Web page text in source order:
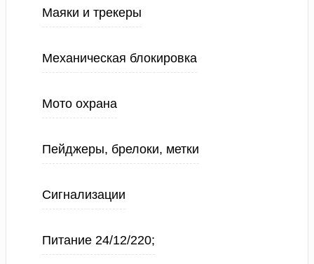
Маяки и трекеры
Механическая блокировка
Мото охрана
Пейджеры, брелоки, метки
Сигнализации
Питание 24/12/220;